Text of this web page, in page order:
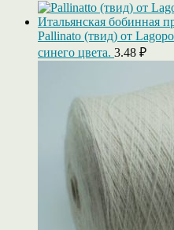
Pallinato (твид) от
синего цвета. 3.48 ₽